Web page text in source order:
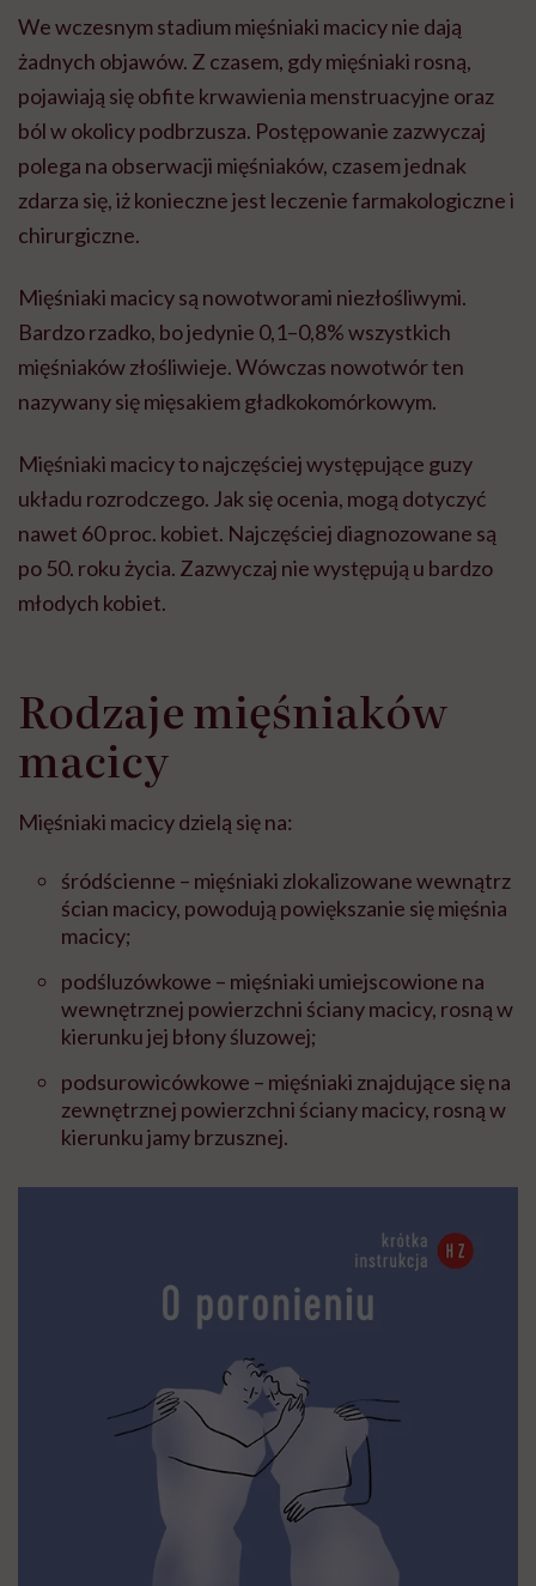
We wczesnym stadium mięśniaki macicy nie dają
żadnych objawów. Z czasem, gdy mięśniaki rosną,
pojawiają się obfite krwawienia menstruacyjne oraz
ból w okolicy podbrzusza. Postępowanie zazwyczaj
polega na obserwacji mięśniaków, czasem jednak
zdarza się, iż konieczne jest leczenie farmakologiczne i
chirurgiczne.
Mięśniaki macicy są nowotworami niezłośliwymi.
Bardzo rzadko, bo jedynie 0,1–0,8% wszystkich
mięśniaków złośliwieje. Wówczas nowotwór ten
nazywany się mięsakiem gładkokomórkowym.
Mięśniaki macicy to najczęściej występujące guzy
układu rozrodczego. Jak się ocenia, mogą dotyczyć
nawet 60 proc. kobiet. Najczęściej diagnozowane są
po 50. roku życia. Zazwyczaj nie występują u bardzo
młodych kobiet.
Rodzaje mięśniaków
macicy
Mięśniaki macicy dzielą się na:
śródścienne – mięśniaki zlokalizowane wewnątrz
ścian macicy, powodują powiększanie się mięśnia
macicy;
podśluzówkowe – mięśniaki umiejscowione na
wewnętrznej powierzchni ściany macicy, rosną w
kierunku jej błony śluzowej;
podsurowicówkowe – mięśniaki znajdujące się na
zewnętrznej powierzchni ściany macicy, rosną w
kierunku jamy brzusznej.